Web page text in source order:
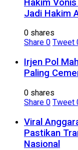
Hakim
Jadi Hakim
0 shares
Share 0 Tweet
Irjen Pol
Paling
0 shares
Share 0 Tweet
Viral
Pastikan
Nasional